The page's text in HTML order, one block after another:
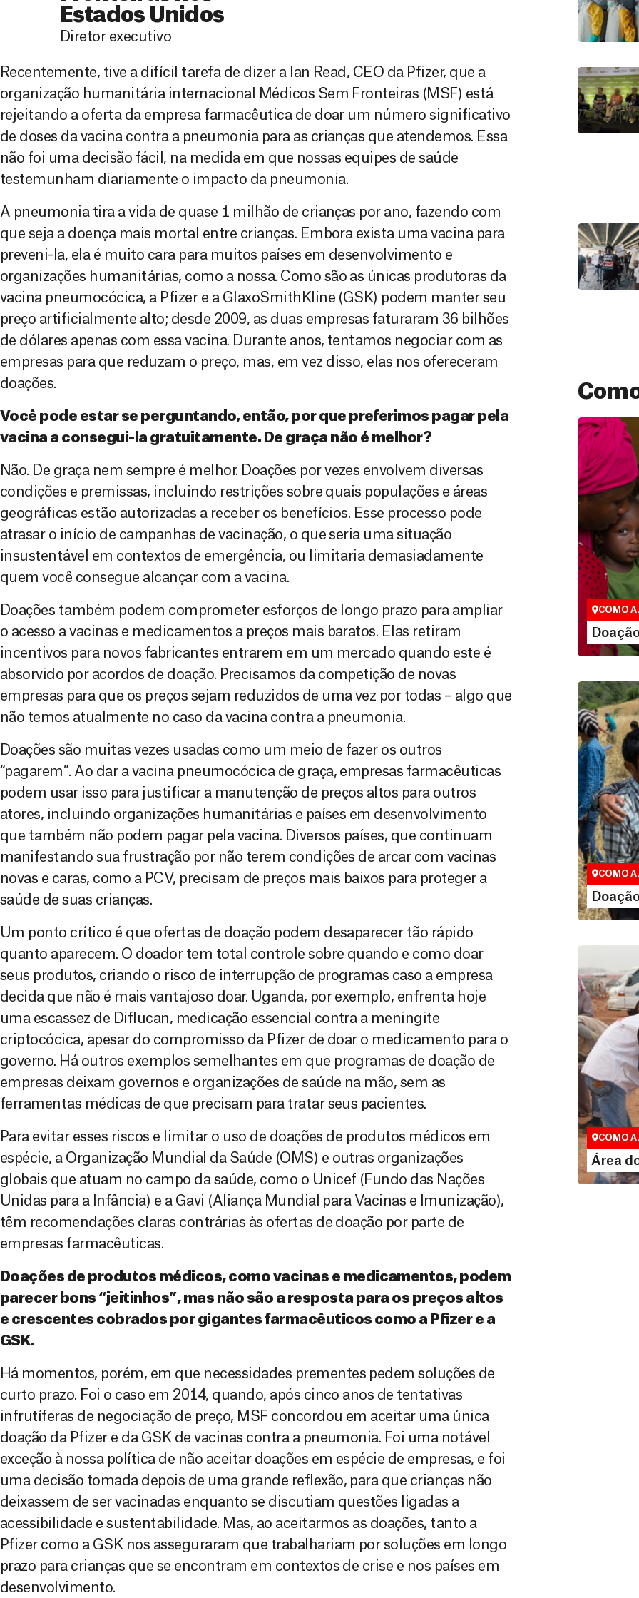
Estados Unidos
Diretor executivo
Recentemente, tive a difícil tarefa de dizer a Ian Read, CEO da Pfizer, que a
organização humanitária internacional Médicos Sem Fronteiras (MSF) está
rejeitando a oferta da empresa farmacêutica de doar um número significativo
de doses da vacina contra a pneumonia para as crianças que atendemos. Essa
não foi uma decisão fácil, na medida em que nossas equipes de saúde
testemunham diariamente o impacto da pneumonia.
A pneumonia tira a vida de quase 1 milhão de crianças por ano, fazendo com
que seja a doença mais mortal entre crianças. Embora exista uma vacina para
preveni-la, ela é muito cara para muitos países em desenvolvimento e
organizações humanitárias, como a nossa. Como são as únicas produtoras da
vacina pneumocócica, a Pfizer e a GlaxoSmithKline (GSK) podem manter seu
preço artificialmente alto; desde 2009, as duas empresas faturaram 36 bilhões
de dólares apenas com essa vacina. Durante anos, tentamos negociar com as
empresas para que reduzam o preço, mas, em vez disso, elas nos ofereceram
doações.
Você pode estar se perguntando, então, por que preferimos pagar pela
vacina a consegui-la gratuitamente. De graça não é melhor?
Não. De graça nem sempre é melhor. Doações por vezes envolvem diversas
condições e premissas, incluindo restrições sobre quais populações e áreas
geográficas estão autorizadas a receber os benefícios. Esse processo pode
atrasar o início de campanhas de vacinação, o que seria uma situação
insustentável em contextos de emergência, ou limitaria demasiadamente
quem você consegue alcançar com a vacina.
Doações também podem comprometer esforços de longo prazo para ampliar
o acesso a vacinas e medicamentos a preços mais baratos. Elas retiram
incentivos para novos fabricantes entrarem em um mercado quando este é
absorvido por acordos de doação. Precisamos da competição de novas
empresas para que os preços sejam reduzidos de uma vez por todas – algo que
não temos atualmente no caso da vacina contra a pneumonia.
Doações são muitas vezes usadas como um meio de fazer os outros
“pagarem”. Ao dar a vacina pneumocócica de graça, empresas farmacêuticas
podem usar isso para justificar a manutenção de preços altos para outros
atores, incluindo organizações humanitárias e países em desenvolvimento
que também não podem pagar pela vacina. Diversos países, que continuam
manifestando sua frustração por não terem condições de arcar com vacinas
novas e caras, como a PCV, precisam de preços mais baixos para proteger a
saúde de suas crianças.
Um ponto crítico é que ofertas de doação podem desaparecer tão rápido
quanto aparecem. O doador tem total controle sobre quando e como doar
seus produtos, criando o risco de interrupção de programas caso a empresa
decida que não é mais vantajoso doar. Uganda, por exemplo, enfrenta hoje
uma escassez de Diflucan, medicação essencial contra a meningite
criptocócica, apesar do compromisso da Pfizer de doar o medicamento para o
governo. Há outros exemplos semelhantes em que programas de doação de
empresas deixam governos e organizações de saúde na mão, sem as
ferramentas médicas de que precisam para tratar seus pacientes.
Para evitar esses riscos e limitar o uso de doações de produtos médicos em
espécie, a Organização Mundial da Saúde (OMS) e outras organizações
globais que atuam no campo da saúde, como o Unicef (Fundo das Nações
Unidas para a Infância) e a Gavi (Aliança Mundial para Vacinas e Imunização),
têm recomendações claras contrárias às ofertas de doação por parte de
empresas farmacêuticas.
Doações de produtos médicos, como vacinas e medicamentos, podem
parecer bons “jeitinhos”, mas não são a resposta para os preços altos
e crescentes cobrados por gigantes farmacêuticos como a Pfizer e a
GSK.
Há momentos, porém, em que necessidades prementes pedem soluções de
curto prazo. Foi o caso em 2014, quando, após cinco anos de tentativas
infrutíferas de negociação de preço, MSF concordou em aceitar uma única
doação da Pfizer e da GSK de vacinas contra a pneumonia. Foi uma notável
exceção à nossa política de não aceitar doações em espécie de empresas, e foi
uma decisão tomada depois de uma grande reflexão, para que crianças não
deixassem de ser vacinadas enquanto se discutiam questões ligadas a
acessibilidade e sustentabilidade. Mas, ao aceitarmos as doações, tanto a
Pfizer como a GSK nos asseguraram que trabalhariam por soluções em longo
prazo para crianças que se encontram em contextos de crise e nos países em
desenvolvimento.
Doação
São as
que nos
vidas em
COMO
Doação
Você
maneiras,
valor que
COMO
Área do
Espaço
COMO
Área